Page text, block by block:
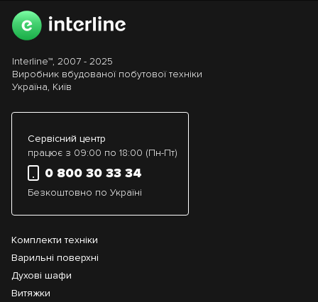
Сервісний центр
працює з 09:00 по 18:00 (Пн-Пт)
0 800 30 33 34
Безкоштовно по Україні
Комплекти техніки
Варильні поверхні
Духові шафи
Витяжки
Interline™, 2007 - 2025
Виробник вбудованої побутової техніки
Україна, Київ